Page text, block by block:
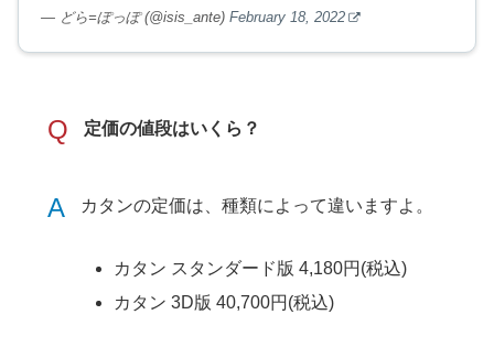
— どら=ぽっぽ (@isis_ante) February 18, 2022
Q 定価の値段はいくら？
A カタンの定価は、種類によって違いますよ。
カタン スタンダード版 4,180円(税込)
カタン 3D版 40,700円(税込)